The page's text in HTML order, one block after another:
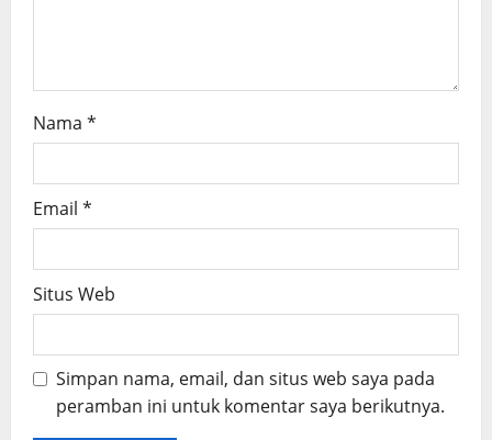
Nama *
Email *
Situs Web
Simpan nama, email, dan situs web saya pada
peramban ini untuk komentar saya berikutnya.